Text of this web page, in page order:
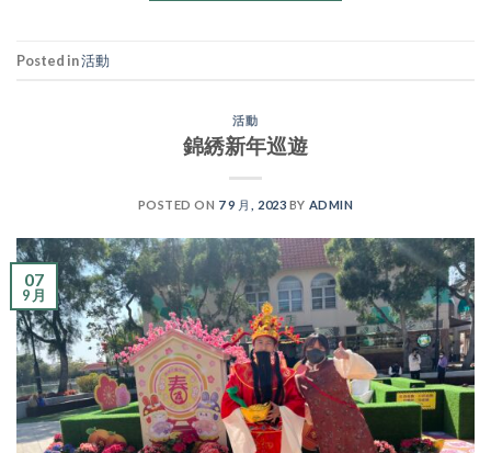
Posted in活動
活動
錦綉新年巡遊
POSTED ON 7 9 月, 2023 BY ADMIN
07
9 月